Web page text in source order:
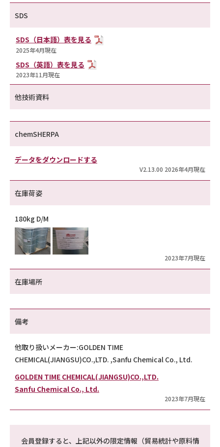
SDS
SDS（日本語）表を見る
2025年4月現在
SDS（英語）表を見る
2023年11月現在
他技術資料
chemSHERPA
データをダウンロードする
V2.13.00 2026年4月現在
在庫荷姿
180kg D/M
2023年7月現在
在庫場所
備考
他取り扱いメーカー:GOLDEN TIME
CHEMICAL(JIANGSU)CO.,LTD. ,Sanfu Chemical Co., Ltd.
GOLDEN TIME CHEMICAL(JIANGSU)CO.,LTD.
Sanfu Chemical Co., Ltd.
2023年7月現在
会員登録すると、上記以外の限定情報（貿易統計や原料情